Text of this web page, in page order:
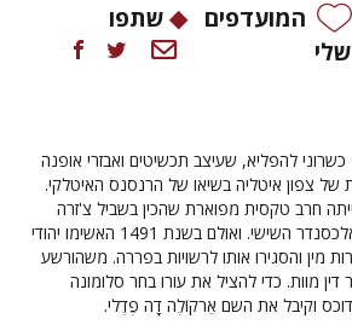
המועדפים
שלי
שתפו
להפליא, שעיצב תכשיטים ואבזרי אופנה
של צפון איטליה בשיאו של הרנסנס האיטלקי.
חרב טקסית מפוארת שהכין בשביל צ'זרה
בורג'ה, בנו של האפיפיור אלכסנדר השישי. ואולם בשנת 1491 האשימו יהודי
מין והסגירו אותו לרשויות בפררה. משהורשע
דין מוות. כדי להציל את עורו בחר סלומונה
וקיבל את השם אֵרקוֹלֶה דָה פֶדֶלי.